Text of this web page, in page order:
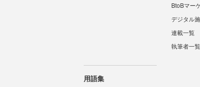
BtoBマー
デジタル
連載一覧
執筆者一覧
用語集